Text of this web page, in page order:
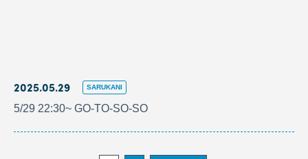
2025.05.29 SARUKANI
5/29 22:30~ GO-TO-SO-SO